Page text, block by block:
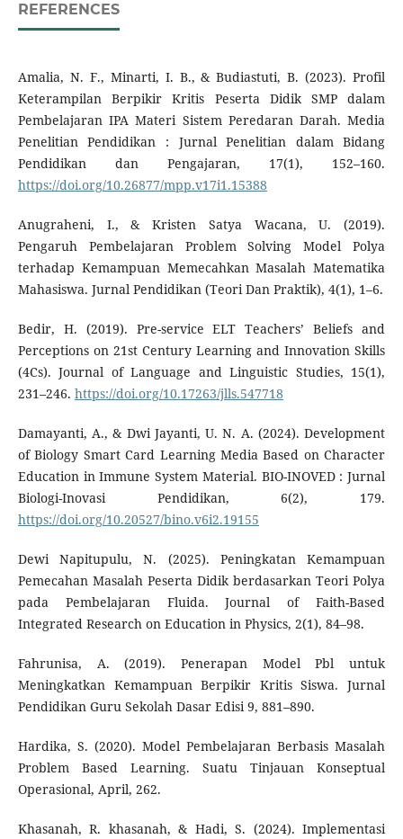
REFERENCES
Amalia, N. F., Minarti, I. B., & Budiastuti, B. (2023). Profil
Keterampilan Berpikir Kritis Peserta Didik SMP dalam
Pembelajaran IPA Materi Sistem Peredaran Darah. Media
Penelitian Pendidikan : Jurnal Penelitian dalam Bidang
Pendidikan dan Pengajaran, 17(1), 152–160.
https://doi.org/10.26877/mpp.v17i1.15388
Anugraheni, I., & Kristen Satya Wacana, U. (2019).
Pengaruh Pembelajaran Problem Solving Model Polya
terhadap Kemampuan Memecahkan Masalah Matematika
Mahasiswa. Jurnal Pendidikan (Teori Dan Praktik), 4(1), 1–6.
Bedir, H. (2019). Pre-service ELT Teachers’ Beliefs and
Perceptions on 21st Century Learning and Innovation Skills
(4Cs). Journal of Language and Linguistic Studies, 15(1),
231–246. https://doi.org/10.17263/jlls.547718
Damayanti, A., & Dwi Jayanti, U. N. A. (2024). Development
of Biology Smart Card Learning Media Based on Character
Education in Immune System Material. BIO-INOVED : Jurnal
Biologi-Inovasi Pendidikan, 6(2), 179.
https://doi.org/10.20527/bino.v6i2.19155
Dewi Napitupulu, N. (2025). Peningkatan Kemampuan
Pemecahan Masalah Peserta Didik berdasarkan Teori Polya
pada Pembelajaran Fluida. Journal of Faith-Based
Integrated Research on Education in Physics, 2(1), 84–98.
Fahrunisa, A. (2019). Penerapan Model Pbl untuk
Meningkatkan Kemampuan Berpikir Kritis Siswa. Jurnal
Pendidikan Guru Sekolah Dasar Edisi 9, 881–890.
Hardika, S. (2020). Model Pembelajaran Berbasis Masalah
Problem Based Learning. Suatu Tinjauan Konseptual
Operasional, April, 262.
Khasanah, R. khasanah, & Hadi, S. (2024). Implementasi